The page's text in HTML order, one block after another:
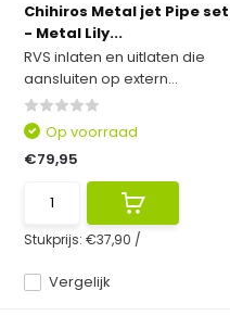
Chihiros Metal jet Pipe set
- Metal Lily...
RVS inlaten en uitlaten die
aansluiten op extern...
Vergelijk
Op voorraad
€79,95
Stukprijs:€37,90 /